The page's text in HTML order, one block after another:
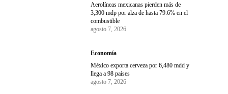
Aerolíneas mexicanas pierden más de
3,300 mdp por alza de hasta 79.6% en el
combustible
agosto 7, 2026
Economía
México exporta cerveza por 6,480 mdd y
llega a 98 países
agosto 7, 2026